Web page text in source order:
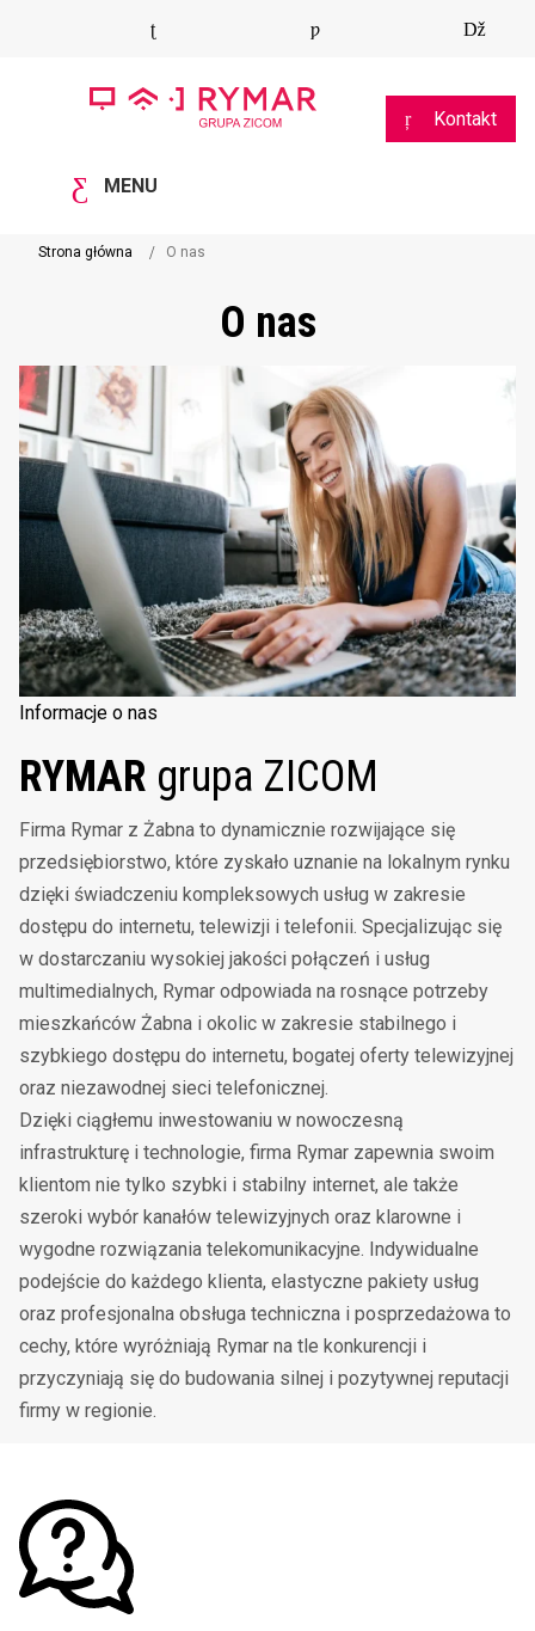
Kontakt
MENU
Strona główna O nas
O nas
Informacje o nas
RYMAR grupa ZICOM
Firma Rymar z Żabna to dynamicznie rozwijające się
przedsiębiorstwo, które zyskało uznanie na lokalnym rynku
dzięki świadczeniu kompleksowych usług w zakresie
dostępu do internetu, telewizji i telefonii. Specjalizując się
w dostarczaniu wysokiej jakości połączeń i usług
multimedialnych, Rymar odpowiada na rosnące potrzeby
mieszkańców Żabna i okolic w zakresie stabilnego i
szybkiego dostępu do internetu, bogatej oferty telewizyjnej
oraz niezawodnej sieci telefonicznej.
Dzięki ciągłemu inwestowaniu w nowoczesną
infrastrukturę i technologie, firma Rymar zapewnia swoim
klientom nie tylko szybki i stabilny internet, ale także
szeroki wybór kanałów telewizyjnych oraz klarowne i
wygodne rozwiązania telekomunikacyjne. Indywidualne
podejście do każdego klienta, elastyczne pakiety usług
oraz profesjonalna obsługa techniczna i posprzedażowa to
cechy, które wyróżniają Rymar na tle konkurencji i
przyczyniają się do budowania silnej i pozytywnej reputacji
firmy w regionie.